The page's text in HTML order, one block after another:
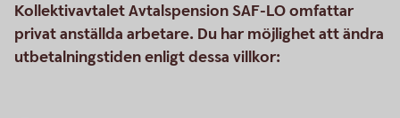
Kollektivavtalet Avtalspension SAF-LO omfattar
privat anställda arbetare. Du har möjlighet att ändra
utbetalningstiden enligt dessa villkor: